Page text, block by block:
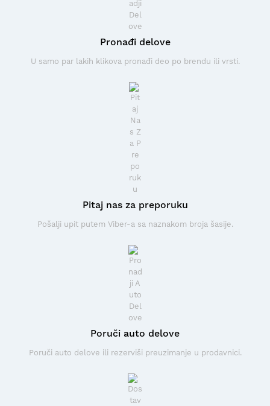
Pronađi delove
U samo par lakih klikova pronađi deo po brendu ili vrsti.
Pitaj nas za preporuku
Pošalji upit putem Viber-a sa naznakom broja šasije.
Poruči auto delove
Poruči auto delove ili rezerviši preuzimanje u prodavnici.